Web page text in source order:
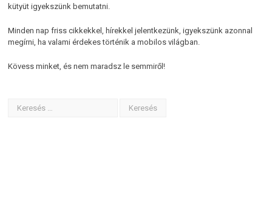
kütyüt igyekszünk bemutatni.
Minden nap friss cikkekkel, hírekkel jelentkezünk, igyekszünk azonnal
megírni, ha valami érdekes történik a mobilos világban.
Kövess minket, és nem maradsz le semmiről!